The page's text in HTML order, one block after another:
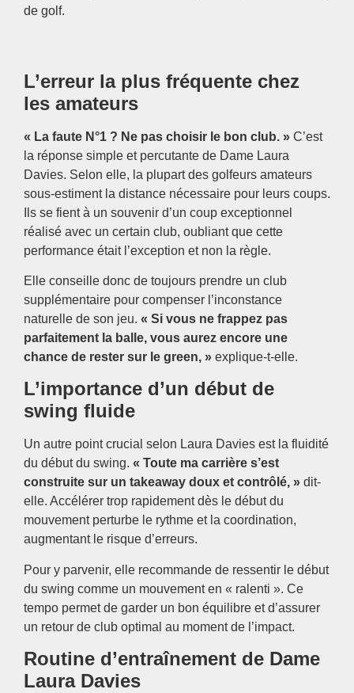
de golf.
L’erreur la plus fréquente chez
les amateurs
« La faute N°1 ? Ne pas choisir le bon club. » C’est
la réponse simple et percutante de Dame Laura
Davies. Selon elle, la plupart des golfeurs amateurs
sous-estiment la distance nécessaire pour leurs coups.
Ils se fient à un souvenir d’un coup exceptionnel
réalisé avec un certain club, oubliant que cette
performance était l’exception et non la règle.
Elle conseille donc de toujours prendre un club
supplémentaire pour compenser l’inconstance
naturelle de son jeu. « Si vous ne frappez pas
parfaitement la balle, vous aurez encore une
chance de rester sur le green, » explique-t-elle.
L’importance d’un début de
swing fluide
Un autre point crucial selon Laura Davies est la fluidité
du début du swing. « Toute ma carrière s’est
construite sur un takeaway doux et contrôlé, » dit-
elle. Accélérer trop rapidement dès le début du
mouvement perturbe le rythme et la coordination,
augmentant le risque d’erreurs.
Pour y parvenir, elle recommande de ressentir le début
du swing comme un mouvement en « ralenti ». Ce
tempo permet de garder un bon équilibre et d’assurer
un retour de club optimal au moment de l’impact.
Routine d’entraînement de Dame
Laura Davies